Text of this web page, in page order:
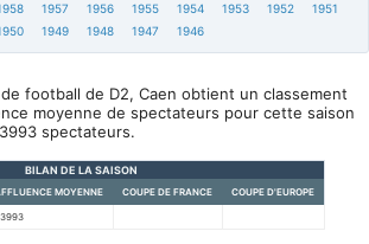
1957 1956 1955 1954 1953 1952
1951
1949 1948 1947 1946
football de D2, Caen obtient un classement
moyenne de spectateurs pour cette saison
spectateurs.
BILAN DE LA SAISON
MOYENNE COUPE DE FRANCE COUPE D'EUROPE